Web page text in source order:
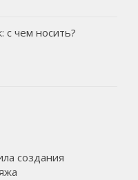
с чем носить?
создания